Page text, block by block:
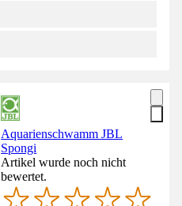
Aquarienschwamm JBL
Spongi
Artikel wurde noch nicht
bewertet.